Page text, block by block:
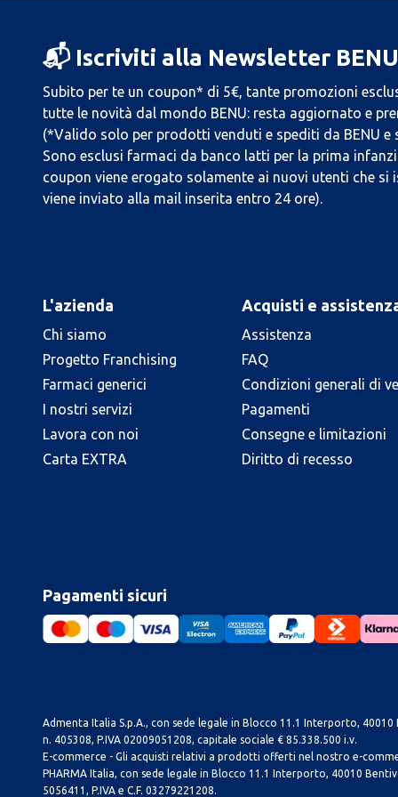
📬 Iscriviti alla Newsletter BENU
Subito per te un coupon* di 5€, tante promozioni
tutte le novità dal mondo BENU: resta aggiornato e
(*Valido solo per prodotti venduti e spediti da BENU e
Sono esclusi farmaci da banco latti per la prima
coupon viene erogato solamente ai nuovi utenti che si
viene inviato alla mail inserita entro 24 ore).
L'azienda
Chi siamo
Progetto Franchising
Farmaci generici
I nostri servizi
Lavora con noi
Carta EXTRA
Acquisti e
Assistenza
FAQ
Condizioni generali di
Pagamenti
Consegne e limitazioni
Diritto di recesso
Pagamenti sicuri
Admenta Italia S.p.A., con sede legale in Blocco 11.1 Interporto,
n. 405308, P.IVA 02009051208, capitale sociale € 85.338.500 i.v.
E-commerce - Gli acquisti relativi a prodotti offerti nel nostro e-
PHARMA Italia, con sede legale in Blocco 11.1 Interporto, 40010
5056411, P.IVA e C.F. 03279221208.